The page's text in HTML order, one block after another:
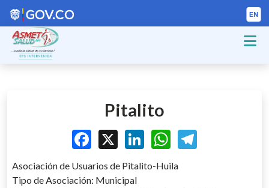
Pitalito
Facebook LinkedInWhatsApp
Asociación de Usuarios de Pitalito-Huila
Tipo de Asociación: Municipal